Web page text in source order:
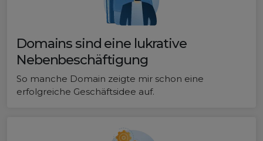
Domains sind eine lukrative
Nebenbeschäftigung
So manche Domain zeigte mir schon eine
erfolgreiche Geschäftsidee auf.